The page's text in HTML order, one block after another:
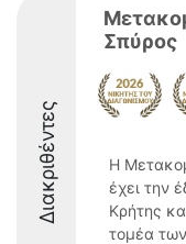
Διακριθέντες
Σπύρος
Η
έχει την
Κρήτης
τομέα